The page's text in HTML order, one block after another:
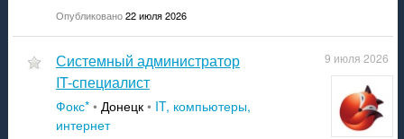
Опубликовано22 июля 2026
Системный администратор
IT-специалист
Фокс* • Донецк • IT, компьютеры,
интернет
9 июля 2026